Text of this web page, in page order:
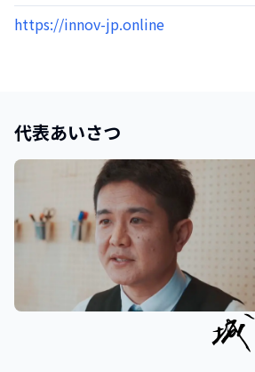
https://innov-jp.online
代表あいさつ